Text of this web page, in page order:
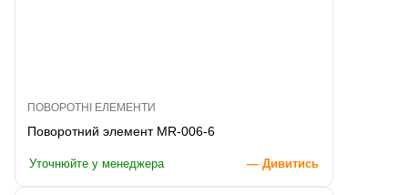
ПОВОРОТНІ ЕЛЕМЕНТИ
Поворотний элемент MR-006-6
Уточнюйте у менеджера — Дивитись